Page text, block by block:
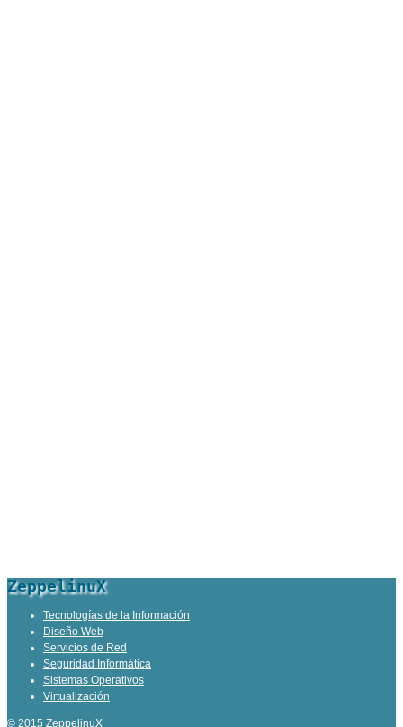
ZeppelinuX
Tecnologías de la Información
Diseño Web
Servicios de Red
Seguridad Informática
Sistemas Operativos
Virtualización
© 2015 ZeppelinuX